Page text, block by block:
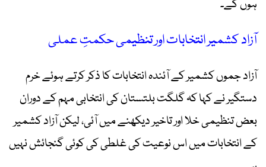
ہوں گے۔
آزاد کشمیر انتخابات اور تنظیمی حکمتِ عملی
آزاد جموں کشمیر کے آئندہ انتخابات کا ذکر کرتے ہوئے خرم
دستگیر نے کہا کہ گلگت بلتستان کی انتخابی مہم کے دوران
بعض تنظیمی خلا اور تاخیر دیکھنے میں آئی، لیکن آزاد کشمیر
کے انتخابات میں اس نوعیت کی غلطی کی کوئی گنجائش نہیں